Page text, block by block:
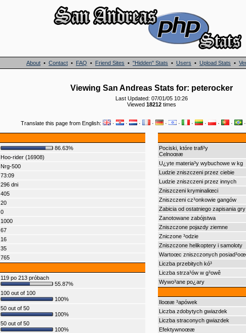
About • Contact • FAQ • Friend Sites • "Hidden" Stats • Users • Upload Stats •
Viewing San Andreas Stats for: peterocker
Last Updated: 07/01/05 10:26
Viewed 18212times
Translate this page from English: · · · · · · · · · · ·
86.63%
Hoo-rider (16908)
Nrg-500
73:09
296 dni
405
20
0
1000
67
16
35
765
119 po 213 próbach
55.87%
100 out of 100
100%
50 out of 50
100%
50 out of 50
100%
Pociski, które trafi³y
Celnoœæ
U¿yte materia³y wybuchowe w kg
Ludzie zniszczeni przez ciebie
Ludzie zniszczeni przez innych
Zniszczeni kryminaliœci
Zniszczeni cz³onkowie gangów
Zabicia od ostatniego zapisania gry
Zanotowane zabójstwa
Zniszczone pojazdy ziemne
Zniczone ³odzie
Zniszczone helikoptery i samoloty
Wartoœc zniszczonych
Liczba przebitych kó³
Liczba strza³ów w g³owê
Wywo³ane po¿ary
Iloœæ ³apówek
Liczba zdobytych gwiazdek
Liczba straconych gwiazdek
Efektywnoœæ